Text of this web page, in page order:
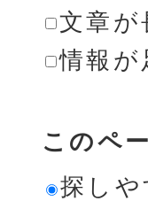
文章が
情報が
このペ
探しや